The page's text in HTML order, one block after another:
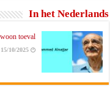
In het Nederlands
toeval
15/10/2025